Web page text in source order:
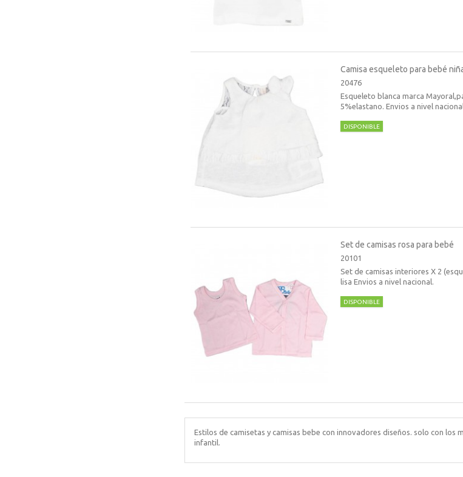
Camisa esqueleto para bebé
20476
Esqueleto blanca marca
5%elastano. Envios a nivel
DISPONIBLE
Set de camisas rosa para bebé
20101
Set de camisas interiores X 2
lisa Envios a nivel nacional.
DISPONIBLE
Estilos de camisetas y camisas bebe con innovadores diseños. solo con los
infantil.